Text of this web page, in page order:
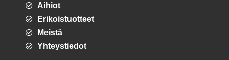
Aihiot
Erikoistuotteet
Meistä
Yhteystiedot